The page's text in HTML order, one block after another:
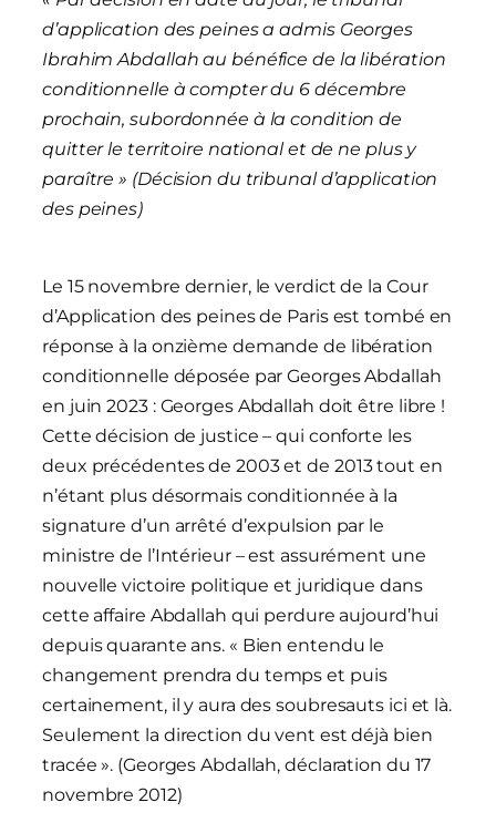
d’application des peines a admis Georges
Ibrahim Abdallah au bénéfice de la libération
conditionnelle à compter du 6 décembre
prochain, subordonnée à la condition de
quitter le territoire national et de ne plus y
paraître » (Décision du tribunal d’application
des peines)
Le 15 novembre dernier, le verdict de la Cour
d’Application des peines de Paris est tombé en
réponse à la onzième demande de libération
conditionnelle déposée par Georges Abdallah
en juin 2023 : Georges Abdallah doit être libre !
Cette décision de justice – qui conforte les
deux précédentes de 2003 et de 2013 tout en
n’étant plus désormais conditionnée à la
signature d’un arrêté d’expulsion par le
ministre de l’Intérieur – est assurément une
nouvelle victoire politique et juridique dans
cette affaire Abdallah qui perdure aujourd’hui
depuis quarante ans. « Bien entendu le
changement prendra du temps et puis
certainement, il y aura des soubresauts ici et là.
Seulement la direction du vent est déjà bien
tracée ». (Georges Abdallah, déclaration du 17
novembre 2012)